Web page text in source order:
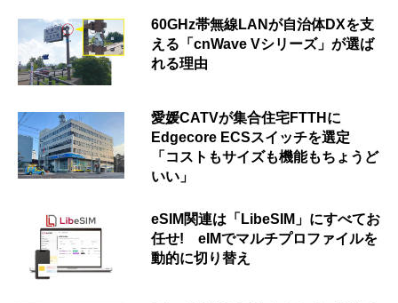
60GHz帯無線LANが自治体DXを支
える「cnWave Vシリーズ」が選ば
れる理由
愛媛CATVが集合住宅FTTHに
Edgecore ECSスイッチを選定
「コストもサイズも機能もちょうど
いい」
eSIM関連は「LibeSIM」にすべてお
任せ! eIMでマルチプロファイルを
動的に切り替え